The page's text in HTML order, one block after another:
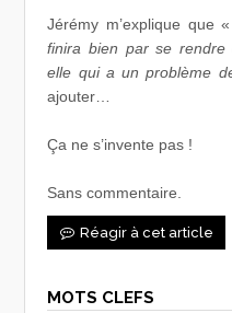
Jérémy m’explique que
finira bien par se rendre
elle qui a un problème
ajouter…
Ça ne s’invente pas !
Sans commentaire.
Réagir à cet article
MOTS CLEFS